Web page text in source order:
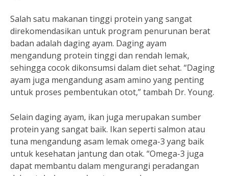
Salah satu makanan tinggi protein yang sangat
direkomendasikan untuk program penurunan berat
badan adalah daging ayam. Daging ayam
mengandung protein tinggi dan rendah lemak,
sehingga cocok dikonsumsi dalam diet sehat. “Daging
ayam juga mengandung asam amino yang penting
untuk proses pembentukan otot,” tambah Dr. Young.
Selain daging ayam, ikan juga merupakan sumber
protein yang sangat baik. Ikan seperti salmon atau
tuna mengandung asam lemak omega-3 yang baik
untuk kesehatan jantung dan otak. “Omega-3 juga
dapat membantu dalam mengurangi peradangan